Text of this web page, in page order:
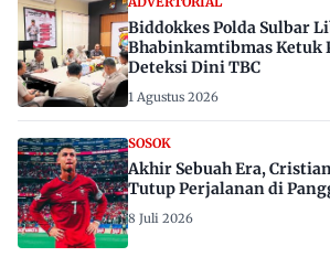
Biddokkes Polda Sulbar
Bhabinkamtibmas Ketuk
Deteksi Dini TBC
1 Agustus 2026
SOSOK
Akhir Sebuah Era,
Tutup Perjalanan di
8 Juli 2026